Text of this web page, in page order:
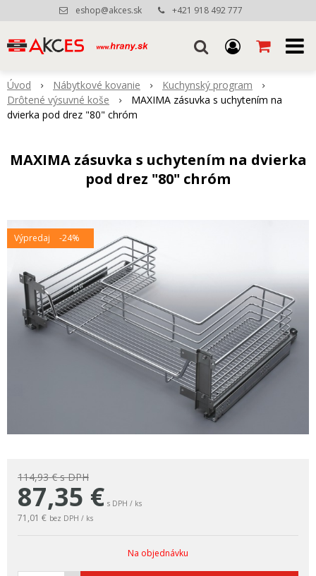
eshop@akces.sk +421 918 492 777
Úvod Nábytkové kovanie
Kuchynský program
Drôtené výsuvné koše
MAXIMA zásuvka s uchytením na
dvierka pod drez "80" chróm
MAXIMA zásuvka s uchytením na dvierka
pod drez "80" chróm
Výpredaj -24%
114,93 €s DPH
87,35 € s DPH / ks
71,01 € bez DPH / ks
Na objednávku